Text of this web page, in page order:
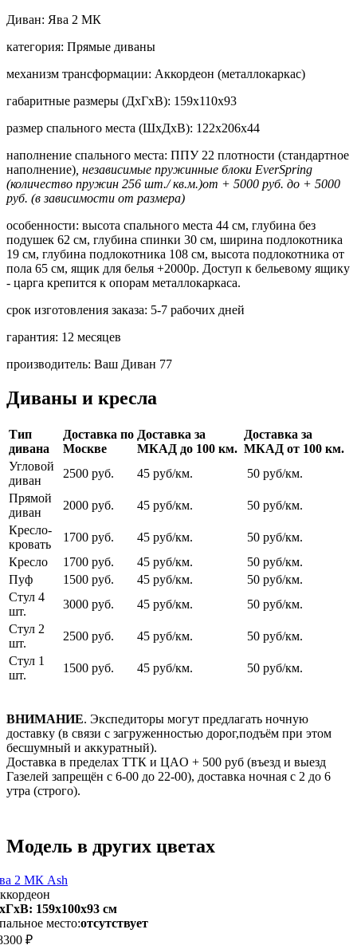
Диван: Ява 2 МК
категория: Прямые диваны
механизм трансформации: Аккордеон (металлокаркас)
габаритные размеры (ДхГхВ): 159х110х93
размер спального места (ШхДхВ): 122х206х44
наполнение спального места: ППУ 22 плотности (стандартное
наполнение) , независимые пружинные блоки EverSpring
(количество пружин 256 шт./ кв.м.)от + 5000 руб. до + 5000
руб. (в зависимости от размера)
особенности: высота спального места 44 см, глубина без
подушек 62 см, глубина спинки 30 см, ширина подлокотника
19 см, глубина подлокотника 108 см, высота подлокотника от
пола 65 см, ящик для белья +2000р. Доступ к бельевому ящику
- царга крепится к опорам металлокаркаса.
срок изготовления заказа: 5-7 рабочих дней
гарантия: 12 месяцев
производитель: Ваш Диван 77
Диваны и кресла
Тип
дивана
Доставка по
Москве
Доставка за
МКАД до 100 км.
Доставка за
МКАД от 100 км.
Угловой
диван
2500 руб. 45 руб/км.
50 руб/км.
Прямой
диван
2000 руб. 45 руб/км.
50 руб/км.
Кресло-
кровать
1700 руб. 45 руб/км.
50 руб/км.
Кресло
1700 руб. 45 руб/км.
50 руб/км.
Пуф
1500 руб. 45 руб/км.
50 руб/км.
Стул 4
шт.
3000 руб. 45 руб/км.
50 руб/км.
Стул 2
шт.
2500 руб. 45 руб/км.
50 руб/км.
Стул 1
шт.
1500 руб. 45 руб/км. 50 руб/км.
ВНИМАНИЕ. Экспедиторы могут предлагать ночную
доставку (в связи с загруженностью дорог,подъём при этом
бесшумный и аккуратный).
Доставка в пределах ТТК и ЦАO + 500 pуб (въезд и выезд
Газелей запрещён с 6-00 до 22-00), доставка ночная с 2 до 6
утра (строго).
Модель в других цветах
2 МК Ash
159х100x93 см
место:отсутствует
₽